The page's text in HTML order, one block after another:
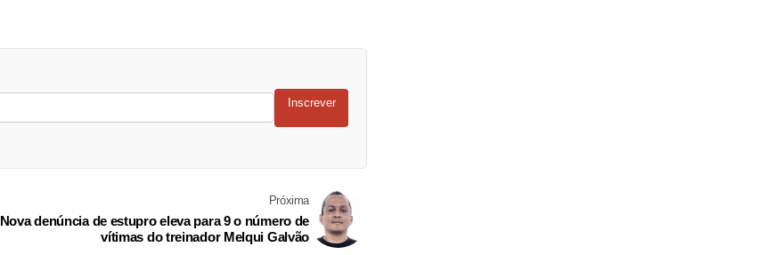
Inscrever
Próxima
Nova denúncia de estupro eleva para 9 o número de
vítimas do treinador Melqui Galvão